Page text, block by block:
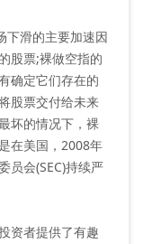
滑的主要加速因
股票;裸做空指的
确定它们存在的
股票交付给未来
坏的情况下，裸
在美国，2008年
员会(SEC)持续严
者提供了有趣